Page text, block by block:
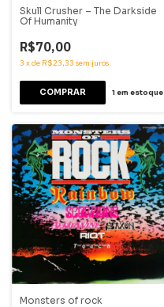
Skull Crusher – The Darkside
Of Humanity
R$70,00
3 xde R$23,33 sem juros
1em estoque
Monsters of rock